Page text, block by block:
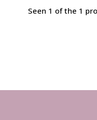
Seen 1 of the 1